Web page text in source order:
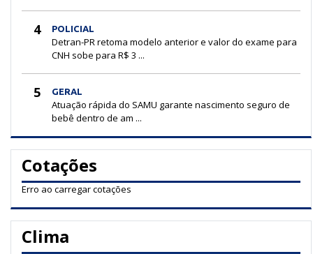
4 POLICIAL
Detran-PR retoma modelo anterior e valor do exame para
CNH sobe para R$ 3 ...
5 GERAL
Atuação rápida do SAMU garante nascimento seguro de
bebê dentro de am ...
Cotações
Erro ao carregar cotações
Clima